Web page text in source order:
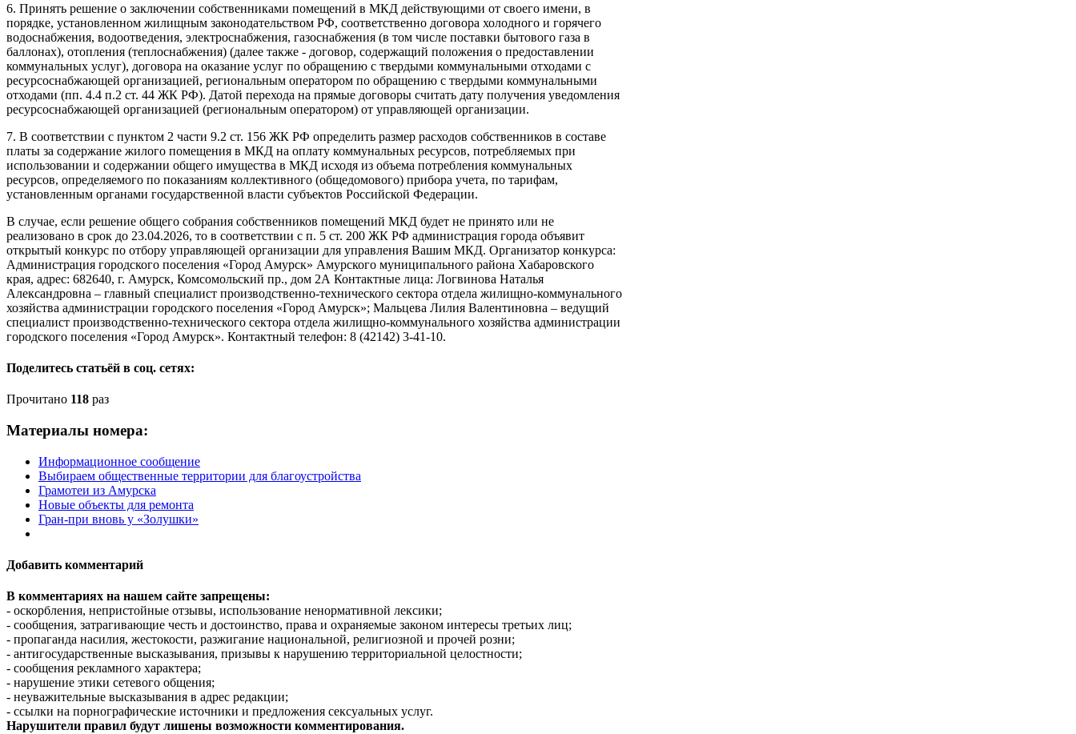
6. Принять решение о заключении собственниками помещений в МКД действующими от своего имени, в
порядке, установленном жилищным законодательством РФ, соответственно договора холодного и горячего
водоснабжения, водоотведения, электроснабжения, газоснабжения (в том числе поставки бытового газа в
баллонах), отопления (теплоснабжения) (далее также - договор, содержащий положения о предоставлении
коммунальных услуг), договора на оказание услуг по обращению с твердыми коммунальными отходами с
ресурсоснабжающей организацией, региональным оператором по обращению с твердыми коммунальными
отходами (пп. 4.4 п.2 ст. 44 ЖК РФ). Датой перехода на прямые договоры считать дату получения уведомления
ресурсоснабжающей организацией (региональным оператором) от управляющей организации.
7. В соответствии с пунктом 2 части 9.2 ст. 156 ЖК РФ определить размер расходов собственников в составе
платы за содержание жилого помещения в МКД на оплату коммунальных ресурсов, потребляемых при
использовании и содержании общего имущества в МКД исходя из объема потребления коммунальных
ресурсов, определяемого по показаниям коллективного (общедомового) прибора учета, по тарифам,
установленным органами государственной власти субъектов Российской Федерации.
В случае, если решение общего собрания собственников помещений МКД будет не принято или не
реализовано в срок до 23.04.2026, то в соответствии с п. 5 ст. 200 ЖК РФ администрация города объявит
открытый конкурс по отбору управляющей организации для управления Вашим МКД. Организатор конкурса:
Администрация городского поселения «Город Амурск» Амурского муниципального района Хабаровского
края, адрес: 682640, г. Амурск, Комсомольский пр., дом 2А Контактные лица: Логвинова Наталья
Александровна – главный специалист производственно-технического сектора отдела жилищно-коммунального
хозяйства администрации городского поселения «Город Амурск»; Мальцева Лилия Валентиновна – ведущий
специалист производственно-технического сектора отдела жилищно-коммунального хозяйства администрации
городского поселения «Город Амурск». Контактный телефон: 8 (42142) 3-41-10.
Поделитесь статьёй в соц. сетях:
Прочитано 118 раз
Материалы номера:
Информационное сообщение
Выбираем общественные территории для благоустройства
Грамотеи из Амурска
Новые объекты для ремонта
Гран-при вновь у «Золушки»
Добавить комментарий
В комментариях на нашем сайте запрещены:
- оскорбления, непристойные отзывы, использование ненормативной лексики;
- сообщения, затрагивающие честь и достоинство, права и охраняемые законом интересы третьих лиц;
- пропаганда насилия, жестокости, разжигание национальной, религиозной и прочей розни;
- антигосударственные высказывания, призывы к нарушению территориальной целостности;
- сообщения рекламного характера;
- нарушение этики сетевого общения;
- неуважительные высказывания в адрес редакции;
- ссылки на порнографические источники и предложения сексуальных услуг.
Нарушители правил будут лишены возможности комментирования.